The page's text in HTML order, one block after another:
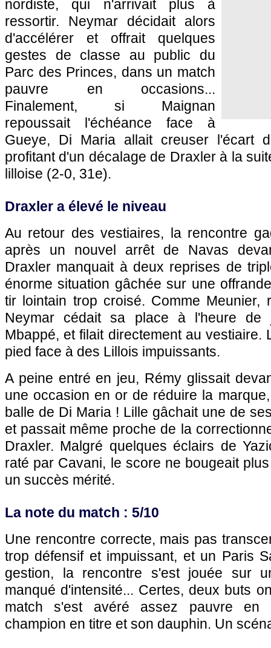
nordiste, qui n'arrivait plus à
ressortir. Neymar décidait alors
d'accélérer et offrait quelques
gestes de classe au public du
Parc des Princes, dans un match
pauvre en occasions...
Finalement, si Maignan
repoussait l'échéance face à
Gueye, Di Maria allait creuser l'écart
profitant d'un décalage de Draxler à la
lilloise (2-0, 31e).
Draxler a élevé le niveau
Au retour des vestiaires, la rencontre
après un nouvel arrêt de Navas
Draxler manquait à deux reprises de
énorme situation gâchée sur une
tir lointain trop croisé. Comme Meunier,
Neymar cédait sa place à l'heure de
Mbappé, et filait directement au vestiaire.
pied face à des Lillois impuissants.
A peine entré en jeu, Rémy glissait
une occasion en or de réduire la
balle de Di Maria ! Lille gâchait une de
et passait même proche de la
Draxler. Malgré quelques éclairs de
raté par Cavani, le score ne bougeait
un succès mérité.
La note du match : 5/10
Une rencontre correcte, mais pas
trop défensif et impuissant, et un Paris
gestion, la rencontre s'est jouée sur
manqué d'intensité... Certes, deux buts
match s'est avéré assez pauvre en
champion en titre et son dauphin. Un